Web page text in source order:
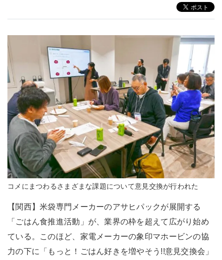
コメにまつわるさまざまな課題について意見交換が行われた
【関西】米袋専門メーカーのアサヒパックが展開する
「ごはん食推進活動」が、業界の枠を超えて広がり始め
ている。このほど、家電メーカーの象印マホービンの協
力の下に「もっと！ごはん好きを増やそう!!意見交換会」